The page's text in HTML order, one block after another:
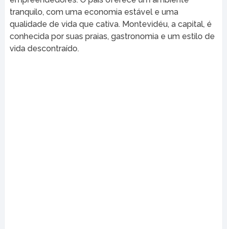
tranquilo, com uma economia estável e uma
qualidade de vida que cativa. Montevidéu, a capital, é
conhecida por suas praias, gastronomia e um estilo de
vida descontraído.